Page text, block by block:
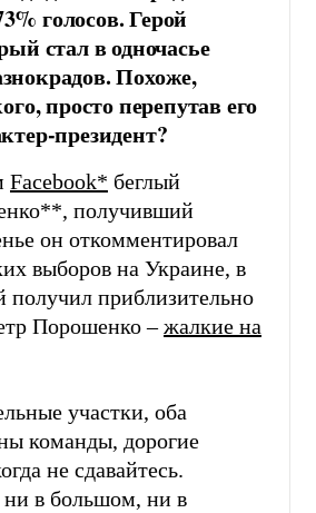
голосов. Герой
стал в одночасье
Похоже,
просто перепутав его
президент?
Facebook* беглый
получивший
он откомментировал
выборов на Украине, в
получил приблизительно
Порошенко –жалкие на
участки, оба
команды, дорогие
не сдавайтесь.
ни в большом, ни в